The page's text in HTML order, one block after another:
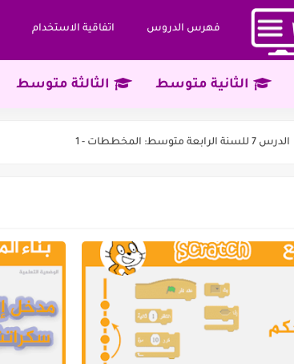
فهرس الدروس اتفاقية الاستخدام
الثانية متوسط الثالثة متوسط
الدرس 7 للسنة الرابعة متوسط: المخططات - 1
الدرس 10 للسنة الثالثة متوسط: المقصود بخاصية التحسس
الدرس 12 للسنة أولى متوسط: عمليات على الملف والمجلد